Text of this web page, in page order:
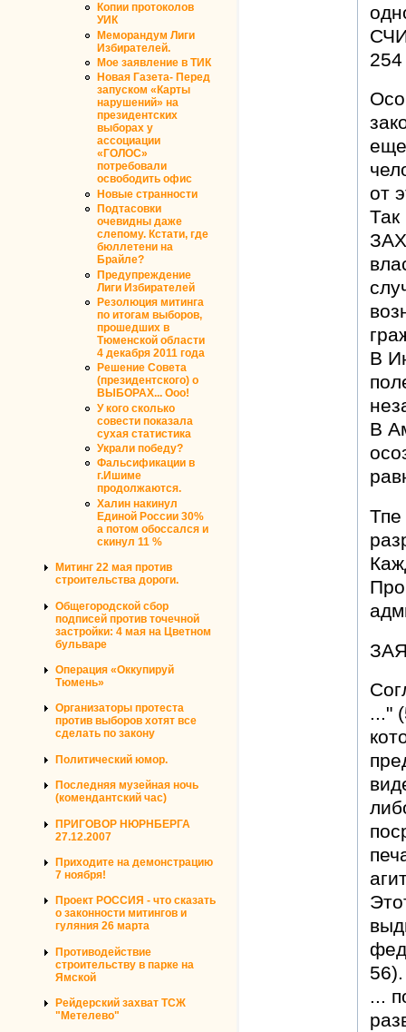
Копии протоколов
УИК
Меморандум Лиги
Избирателей.
Мое заявление в ТИК
Новая Газета- Перед
запуском «Карты
нарушений» на
президентских
выборах у
ассоциации
«ГОЛОС»
потребовали
освободить офис
Новые странности
Подтасовки
очевидны даже
слепому. Кстати, где
бюллетени на
Брайле?
Предупреждение
Лиги Избирателей
Резолюция митинга
по итогам выборов,
прошедших в
Тюменской области
4 декабря 2011 года
Решение Совета
(президентского) о
ВЫБОРАХ... Ооо!
У кого сколько
совести показала
сухая статистика
Украли победу?
Фальсификации в
г.Ишиме
продолжаются.
Халин накинул
Единой России 30%
а потом обоссался и
скинул 11 %
Митинг 22 мая против
строительства дороги.
Общегородской сбор
подписей против точечной
застройки: 4 мая на Цветном
бульваре
Операция «Оккупируй
Тюмень»
Организаторы протеста
против выборов хотят все
сделать по закону
Политический юмор.
Последняя музейная ночь
(комендантский час)
ПРИГОВОР НЮРНБЕРГА
27.12.2007
Приходите на демонстрацию
7 ноября!
Проект РОССИЯ - что сказать
о законности митингов и
гуляния 26 марта
Противодействие
строительству в парке на
Ямской
Рейдерский захват ТСЖ
"Метелево"
от
В
В
Тпе
..."
...